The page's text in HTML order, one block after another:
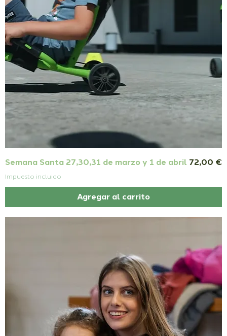
Semana Santa 27,30,31 de marzo y 1 de abril Precio
72,00 €
Impuesto incluido
Agregar al carrito